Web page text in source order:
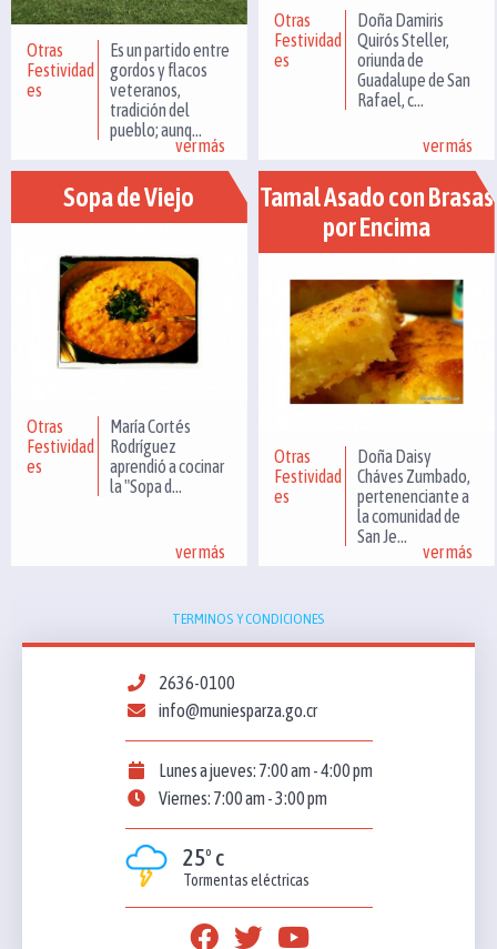
Otras
Festividad
es
Es un partido entre
gordos y flacos
veteranos,
tradición del
pueblo; aunq...
ver más
Otras
Festividad
es
Doña Damiris
Quirós Steller,
oriunda de
Guadalupe de San
Rafael, c...
ver más
Sopa de Viejo
Otras
Festividad
es
María Cortés
Rodríguez
aprendió a cocinar
la "Sopa d...
ver más
Tamal Asado con Brasas
por Encima
Otras
Festividad
es
Doña Daisy
Cháves Zumbado,
pertenenciante a
la comunidad de
San Je...
ver más
TERMINOS Y CONDICIONES
2636-0100
info@muniesparza.go.cr
Lunes a jueves: 7:00 am - 4:00 pm
Viernes: 7:00 am - 3:00 pm
25º c
Tormentas eléctricas